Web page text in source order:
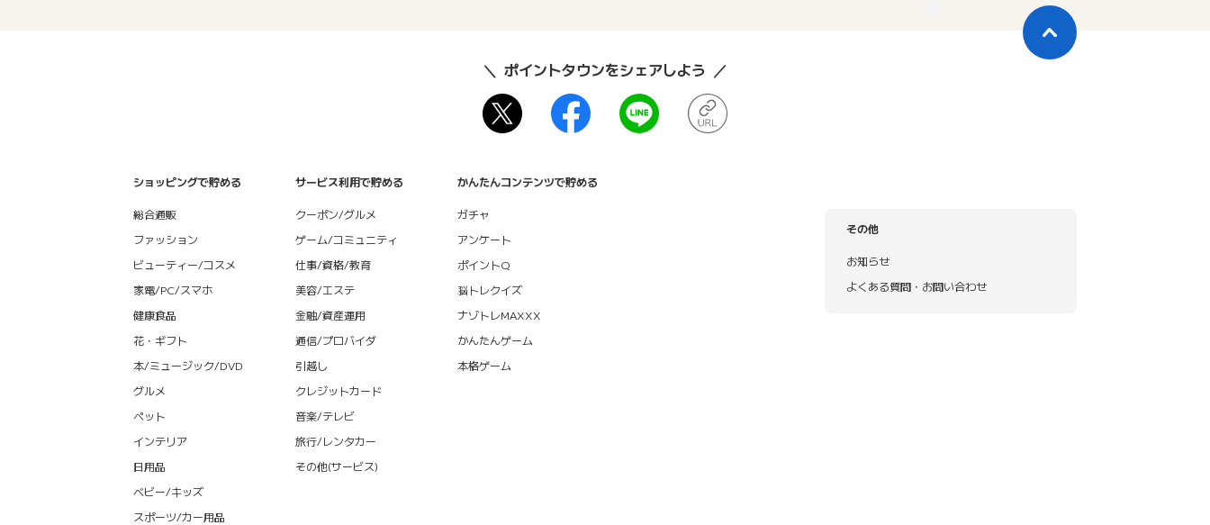
ポイントタウンをシェアしよう
ショッピングで貯める
総合通販
ファッション
ビューティー/コスメ
家電/PC/スマホ
健康食品
花・ギフト
本/ミュージック/DVD
グルメ
ペット
インテリア
日用品
ベビー/キッズ
スポーツ/カー用品
サービス利用で貯める
クーポン/グルメ
ゲーム/コミュニティ
仕事/資格/教育
美容/エステ
金融/資産運用
通信/プロバイダ
引越し
クレジットカード
音楽/テレビ
旅行/レンタカー
その他(サービス)
かんたんコンテンツで貯める
ガチャ
アンケート
ポイントQ
脳トレクイズ
ナゾトレMAXXX
かんたんゲーム
本格ゲーム
その他
お知らせ
よくある質問・お問い合わせ